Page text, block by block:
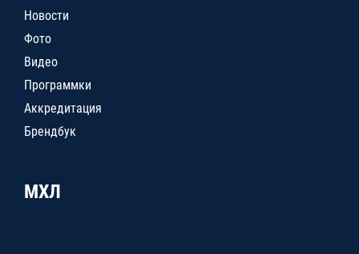
Новости
Фото
Видео
Программки
Аккредитация
Брендбук
МХЛ